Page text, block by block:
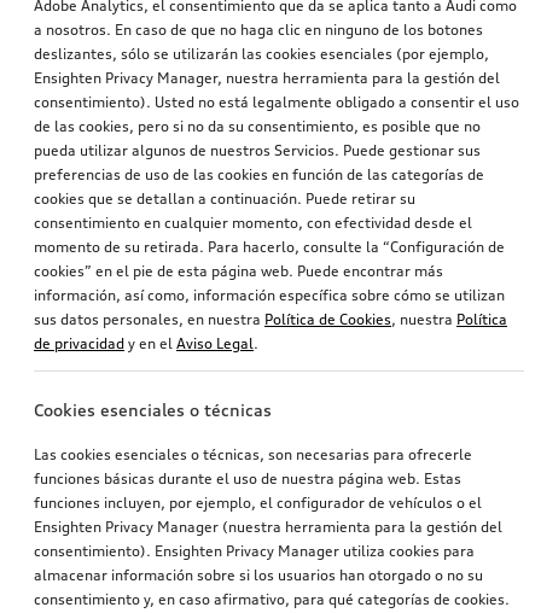
Adobe Analytics, el consentimiento que da se aplica tanto a Audi como
a nosotros. En caso de que no haga clic en ninguno de los botones
deslizantes, sólo se utilizarán las cookies esenciales (por ejemplo,
Ensighten Privacy Manager, nuestra herramienta para la gestión del
consentimiento). Usted no está legalmente obligado a consentir el uso
de las cookies, pero si no da su consentimiento, es posible que no
pueda utilizar algunos de nuestros Servicios. Puede gestionar sus
preferencias de uso de las cookies en función de las categorías de
cookies que se detallan a continuación. Puede retirar su
consentimiento en cualquier momento, con efectividad desde el
momento de su retirada. Para hacerlo, consulte la “Configuración de
cookies” en el pie de esta página web. Puede encontrar más
información, así como, información específica sobre cómo se utilizan
sus datos personales, en nuestra Política de Cookies, nuestra Política
de privacidad y en el Aviso Legal.
Cookies esenciales o técnicas
Las cookies esenciales o técnicas, son necesarias para ofrecerle
funciones básicas durante el uso de nuestra página web. Estas
funciones incluyen, por ejemplo, el configurador de vehículos o el
Ensighten Privacy Manager (nuestra herramienta para la gestión del
consentimiento). Ensighten Privacy Manager utiliza cookies para
almacenar información sobre si los usuarios han otorgado o no su
consentimiento y, en caso afirmativo, para qué categorías de cookies.